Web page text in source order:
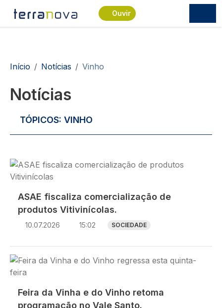
Passar para o conteúdo principal
Ouvir
Navegação estrutural
Início Notícias Vinho
Notícias
TÓPICOS: VINHO
Imagem
ASAE fiscaliza comercialização de
produtos Vitivinícolas.
10.07.2026 15:02 SOCIEDADE
Imagem
Feira da Vinha e do Vinho retoma
programação no Vale Santo.